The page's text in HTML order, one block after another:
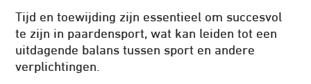
Tijd en toewijding zijn essentieel om succesvol
te zijn in paardensport, wat kan leiden tot een
uitdagende balans tussen sport en andere
verplichtingen.